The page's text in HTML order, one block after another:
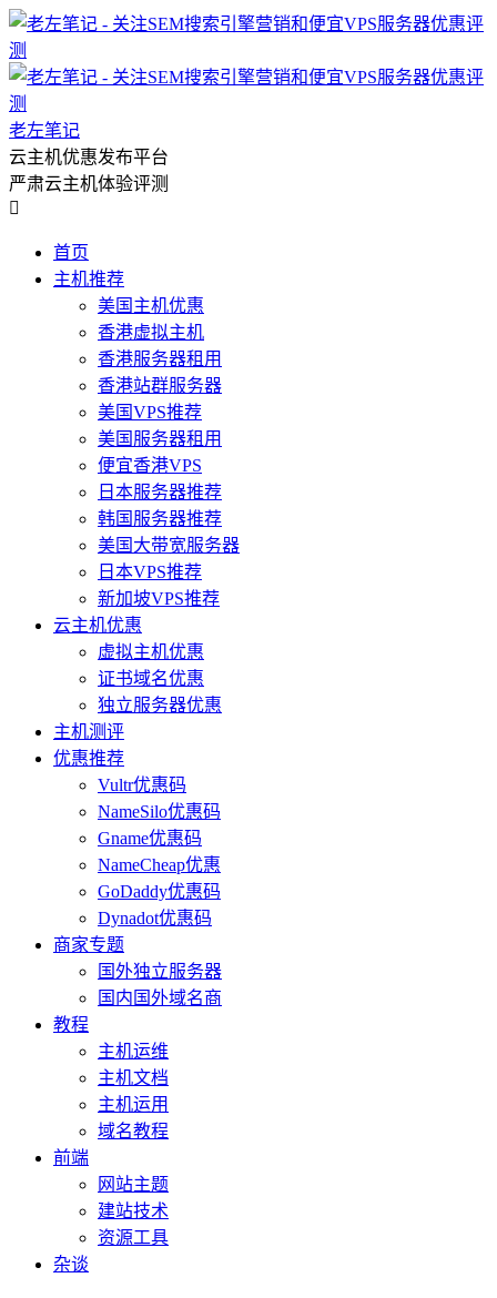
老左笔记
云主机优惠发布平台
严肃云主机体验评测

首页
主机推荐
美国主机优惠
香港虚拟主机
香港服务器租用
香港站群服务器
美国VPS推荐
美国服务器租用
便宜香港VPS
日本服务器推荐
韩国服务器推荐
美国大带宽服务器
日本VPS推荐
新加坡VPS推荐
云主机优惠
虚拟主机优惠
证书域名优惠
独立服务器优惠
主机测评
优惠推荐
Vultr优惠码
NameSilo优惠码
Gname优惠码
NameCheap优惠
GoDaddy优惠码
Dynadot优惠码
商家专题
国外独立服务器
国内国外域名商
教程
主机运维
主机文档
主机运用
域名教程
前端
网站主题
建站技术
资源工具
杂谈